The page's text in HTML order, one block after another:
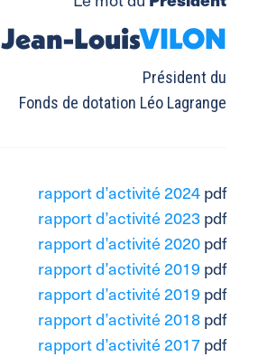
Jean-LouisVILON
Président du
Fonds de dotation Léo Lagrange
rapport d’activité 2024pdf
rapport d’activité 2023pdf
rapport d’activité 2020pdf
rapport d’activité 2019 pdf
rapport d’activité 2019 pdf
rapport d’activité 2018pdf
rapport d’activité 2017pdf